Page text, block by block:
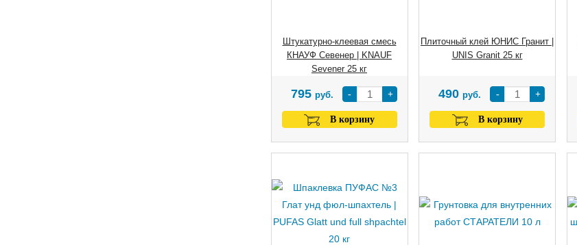
Штукатурно-клеевая смесь
КНАУФ Севенер | KNAUF
Sevener 25 кг
- +
795 руб.
В корзину
Плиточный клей ЮНИС Гранит |
UNIS Granit 25 кг
- +
490 руб.
В корзину